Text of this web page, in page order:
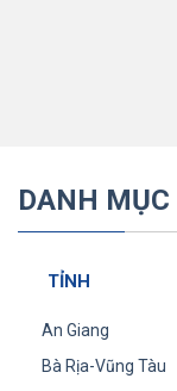
DANH MỤC
TỈNH
An Giang
Bà Rịa-Vũng Tàu